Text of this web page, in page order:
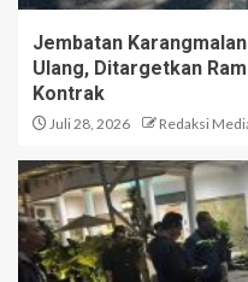
Jembatan
Ulang, Ditargetkan
Kontrak
Juli 28, 2026 Redaksi